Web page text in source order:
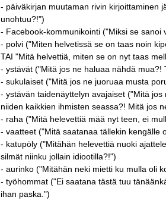
- päiväkirjan muutaman rivin kirjoittaminen
unohtuu?!")
- Facebook-kommunikointi ("Miksi se sanoi
- polvi ("Miten helvetissä se on taas noin
TAI "Mitä helvettiä, miten se on nyt taas
- ystävät ("Mitä jos ne haluaa nähdä mua?!
- sukulaiset ("Mitä jos ne juoruaa musta
- ystävän taidenäyttelyn avajaiset ("Mitä jos
niiden kaikkien ihmisten seassa?! Mitä jos
- raha ("Mitä helevettiä mää nyt teen, ei
- vaatteet ("Mitä saatanaa tällekin kengälle
- katupöly ("Mitähän helevettiä nuoki
silmät niinku jollain idiootilla?!")
- aurinko ("Mitähän neki mietti ku mulla oli
- työhommat ("Ei saatana tästä tuu
ihan paska.")